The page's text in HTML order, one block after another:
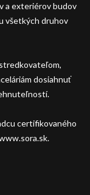
a exteriérov budov
všetkých druhov
dosiahnuť
certifikovaného